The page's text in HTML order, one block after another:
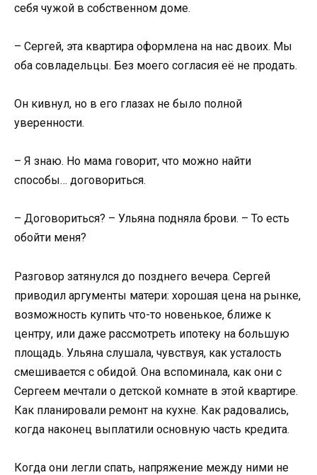
себя чужой в собственном доме.
– Сергей, эта квартира оформлена на нас двоих. Мы
оба совладельцы. Без моего согласия её не продать.
Он кивнул, но в его глазах не было полной
уверенности.
– Я знаю. Но мама говорит, что можно найти
способы… договориться.
– Договориться? – Ульяна подняла брови. – То есть
обойти меня?
Разговор затянулся до позднего вечера. Сергей
приводил аргументы матери: хорошая цена на рынке,
возможность купить что-то новенькое, ближе к
центру, или даже рассмотреть ипотеку на большую
площадь. Ульяна слушала, чувствуя, как усталость
смешивается с обидой. Она вспоминала, как они с
Сергеем мечтали о детской комнате в этой квартире.
Как планировали ремонт на кухне. Как радовались,
когда наконец выплатили основную часть кредита.
Когда они легли спать, напряжение между ними не